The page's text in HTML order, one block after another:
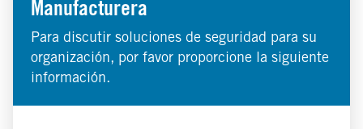
Manufacturera
Para discutir soluciones de seguridad para su
organización, por favor proporcione la siguiente
información.